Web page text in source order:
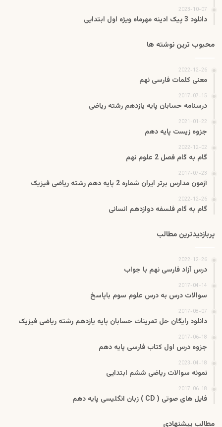
2023-10-07
دانلود 3 پیک ادینه مهرماه ویژه اول ابتدایی
محبوب ترین نوشته ها
2022-12-26
معنی کلمات فارسی نهم
2017-07-15
درسنامه حسابان پایه یازدهم رشته ریاضی
2021-01-22
جزوه زیست پایه دهم
2022-12-02
گام به گام فصل 2 علوم نهم
2017-07-23
آزمون مدارس برتر ایران شماره 2 پایه دهم رشته ریاضی فیزیک
2022-12-26
گام به گام فلسفه دوازدهم انسانی
پربازدیدترین مطالب
2022-12-26
درس آزاد فارسی نهم با جواب
2017-04-14
سوالات درس به درس علوم سوم باپاسخ
2017-08-07
دانلود رایگان حل تمرینات حسابان پایه یازدهم رشته ریاضی فیزیک
2017-06-18
جزوه درس اول کتاب فارسی پایه دهم
2023-04-18
نمونه سوالات ریاضی ششم ابتدایی
2017-06-18
فایل های صوتی ( CD ) زبان انگلیسی پایه دهم
مطالب پیشنهادی